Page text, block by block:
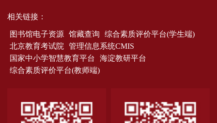
相关链接：
图书馆电子资源 馆藏查询
综合素质评价平台(学生端)
北京教育考试院
管理信息系统CMIS
国家中小学智慧教育平台
海淀教研平台
综合素质评价平台(教师端)